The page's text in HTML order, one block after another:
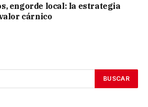
engorde local: la estrategia
cárnico